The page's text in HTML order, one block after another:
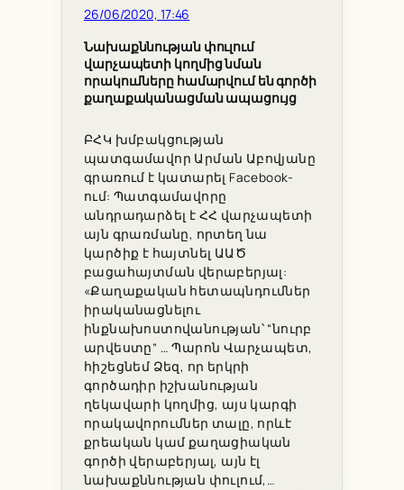
26/06/2020, 17:46
Նախաքննության փուլում
վարչապետի կողմից նման
որակումները համարվում են գործի
քաղաքականացման ապացույց
ԲՀԿ խմբակցության
պատգամավոր Արման Աբովյանը
գրառում է կատարել Facebook-
ում: Պատգամավորը
անդրադարձել է ՀՀ վարչապետի
այն գրառմանը, որտեղ նա
կարծիք է հայտնել ԱԱԾ
բացահայտման վերաբերյալ:
«Քաղաքական հետապնդումներ
իրականացնելու
ինքնախոստովանության՝ “նուրբ
արվեստը” … Պարոն Վարչապետ,
հիշեցնեմ Ձեզ, որ երկրի
գործադիր իշխանության
ղեկավարի կողմից, այս կարգի
որակավորումներ տալը, որևէ
քրեական կամ քաղացիական
գործի վերաբերյալ, այն էլ
նախաքննության փուլում,…